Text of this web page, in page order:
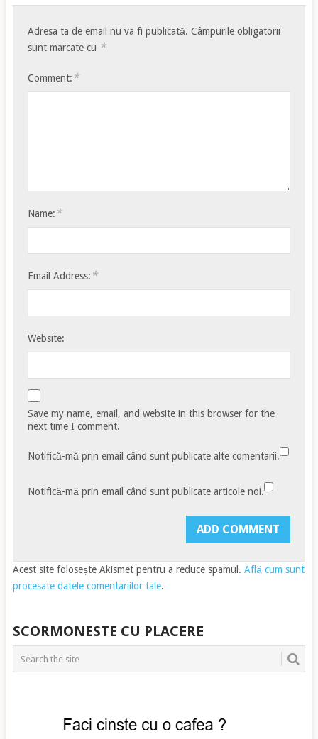
Adresa ta de email nu va fi publicată. Câmpurile obligatorii
sunt marcate cu *
Comment: *
Name: *
Email Address: *
Website:
Save my name, email, and website in this browser for the
next time I comment.
Notifică-mă prin email când sunt publicate alte comentarii.
Notifică-mă prin email când sunt publicate articole noi.
Acest site folosește Akismet pentru a reduce spamul. Află cum sunt
procesate datele comentariilor tale.
SCORMONESTE CU PLACERE